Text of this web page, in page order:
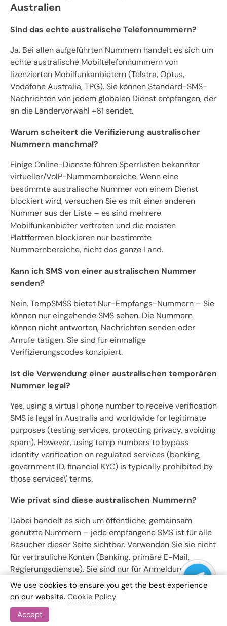
Australien
Sind das echte australische Telefonnummern?
Ja. Bei allen aufgeführten Nummern handelt es sich um
echte australische Mobiltelefonnummern von
lizenzierten Mobilfunkanbietern (Telstra, Optus,
Vodafone Australia, TPG). Sie können Standard-SMS-
Nachrichten von jedem globalen Dienst empfangen, der
an die Ländervorwahl +61 sendet.
Warum scheitert die Verifizierung australischer
Nummern manchmal?
Einige Online-Dienste führen Sperrlisten bekannter
virtueller/VoIP-Nummernbereiche. Wenn eine
bestimmte australische Nummer von einem Dienst
blockiert wird, versuchen Sie es mit einer anderen
Nummer aus der Liste – es sind mehrere
Mobilfunkanbieter vertreten und die meisten
Plattformen blockieren nur bestimmte
Nummernbereiche, nicht das ganze Land.
Kann ich SMS von einer australischen Nummer
senden?
Nein. TempSMSS bietet Nur-Empfangs-Nummern – Sie
können nur eingehende SMS sehen. Die Nummern
können nicht antworten, Nachrichten senden oder
Anrufe tätigen. Sie sind für einmalige
Verifizierungscodes konzipiert.
Ist die Verwendung einer australischen temporären
Nummer legal?
Yes, using a virtual phone number to receive verification
SMS is legal in Australia and worldwide for legitimate
purposes (testing services, protecting privacy, avoiding
spam). However, using temp numbers to bypass
identity verification on regulated services (banking,
government ID, financial KYC) is typically prohibited by
those services\' terms.
Wie privat sind diese australischen Nummern?
Dabei handelt es sich um öffentliche, gemeinsam
genutzte Nummern – jede empfangene SMS ist für alle
Besucher dieser Seite sichtbar. Verwenden Sie sie nicht
für vertrauliche Konten (Banking, primäre E-Mail,
Regierungsdienste). Sie sind nur für Anmeldungen mit
geringen Einsätzen gedacht, bei denen Sie die
obligatorische telefonische Verifizierung umgehen
müssen.
We use cookies to ensure you get the best experience
on our website. Cookie Policy
Accept